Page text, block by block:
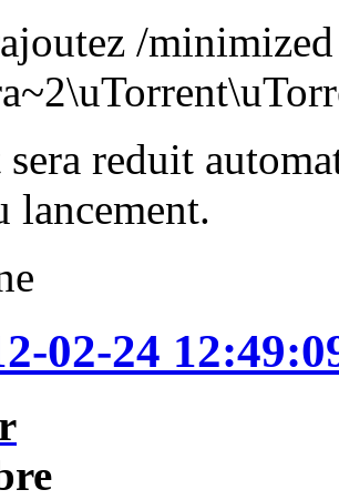
/
reduit
lancement.
02-24